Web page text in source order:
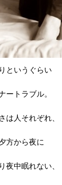
というぐらい
ートラブル。
は人それぞれ、
方から夜に
夜中眠れない、